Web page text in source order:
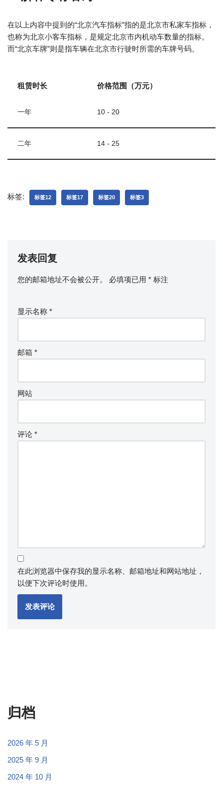
在以上内容中提到的“北京汽车指标”指的是北京市私家车指标，
也称为北京小客车指标，是规定北京市内机动车数量的指标。
而“北京车牌”则是指车辆在北京市行驶时所需的车牌号码。
租赁时长 价格范围（万元）
一年 10 - 20
二年 14 - 25
标签: 标签12 标签17 标签20 标签3
发表回复
您的邮箱地址不会被公开。 必填项已用 * 标注
显示名称 *
邮箱 *
网站
评论 *
在此浏览器中保存我的显示名称、邮箱地址和网站地址，
以便下次评论时使用。
归档
2026 年 5 月
2025 年 9 月
2024 年 10 月